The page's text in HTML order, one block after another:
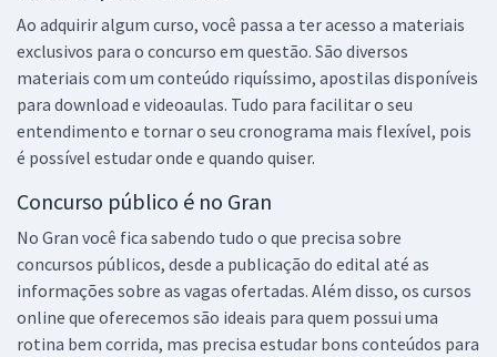
Ao adquirir algum curso, você passa a ter acesso a materiais
exclusivos para o concurso em questão. São diversos
materiais com um conteúdo riquíssimo, apostilas disponíveis
para download e videoaulas. Tudo para facilitar o seu
entendimento e tornar o seu cronograma mais flexível, pois
é possível estudar onde e quando quiser.
Concurso público é no Gran
No Gran você fica sabendo tudo o que precisa sobre
concursos públicos, desde a publicação do edital até as
informações sobre as vagas ofertadas. Além disso, os cursos
online que oferecemos são ideais para quem possui uma
rotina bem corrida, mas precisa estudar bons conteúdos para